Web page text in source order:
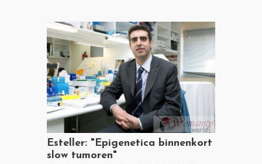
​Esteller: "Epigenetica binnenkort
slow tumoren"